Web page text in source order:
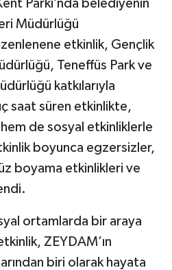
Parkı’nda belediyenin
Müdürlüğü
etkinlik, Gençlik
Teneffüs Park ve
katkılarıyla
saat süren etkinlikte,
de sosyal etkinliklerle
boyunca egzersizler,
boyama etkinlikleri ve
ortamlarda bir araya
ZEYDAM’ın
biri olarak hayata